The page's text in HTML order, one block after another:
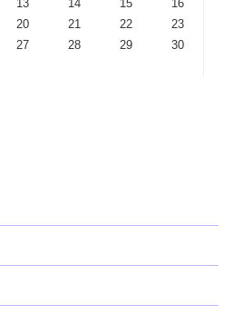
13 14 15
16
20 21 22
23
27 28 29
30